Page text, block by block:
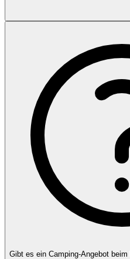
Gibt es ein Camping-Angebot